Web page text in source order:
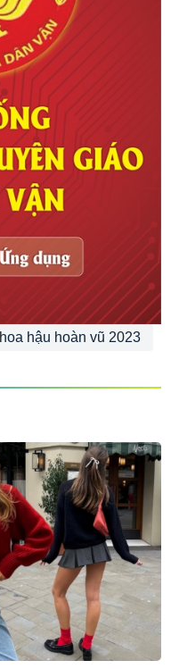
hoa hậu hoàn vũ 2023